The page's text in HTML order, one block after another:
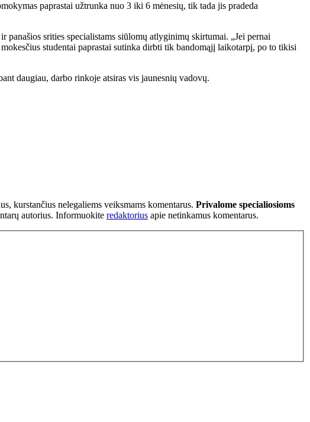
paprastai užtrunka nuo 3 iki 6 mėnesių, tik tada jis pradeda
panašios srities specialistams siūlomų atlyginimų skirtumai. „Jei pernai
studentai paprastai sutinka dirbti tik bandomąjį laikotarpį, po to tikisi
daugiau, darbo rinkoje atsiras vis jaunesnių vadovų.
kurstančius nelegaliems veiksmams komentarus. Privalome specialiosioms
autorius. Informuokite redaktorius apie netinkamus komentarus.